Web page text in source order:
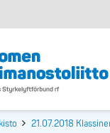
21.07.2018